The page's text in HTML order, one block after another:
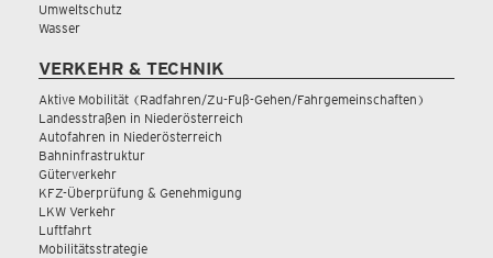
Umweltschutz
Wasser
VERKEHR & TECHNIK
Aktive Mobilität (Radfahren/Zu-Fuß-Gehen/Fahrgemeinschaften)
Landesstraßen in Niederösterreich
Autofahren in Niederösterreich
Bahninfrastruktur
Güterverkehr
KFZ-Überprüfung & Genehmigung
LKW Verkehr
Luftfahrt
Mobilitätsstrategie